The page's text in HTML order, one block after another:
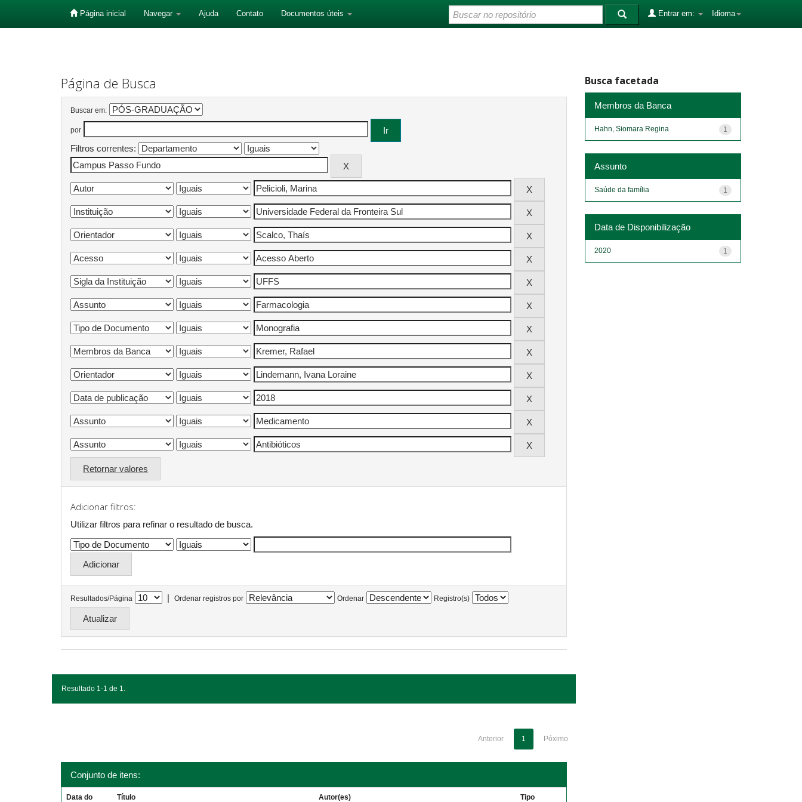
Página inicial Navegar Ajuda Contato Documentos úteis Idioma
Entrar em:
Página de Busca
Buscar em:
por
Filtros correntes:
Retornar valores
Adicionar filtros:
Utilizar filtros para refinar o resultado de busca.
Resultados/Página | Ordenar registros por Ordenar Registro(s)
Resultado 1-1 de 1.
Anterior 1 Póximo
Conjunto de itens:
Data do Título Autor(es) Tipo
Busca facetada
Membros da Banca
1
Hahn, Siomara Regina
Assunto
1
Saúde da família
Data de Disponibilização
1
2020